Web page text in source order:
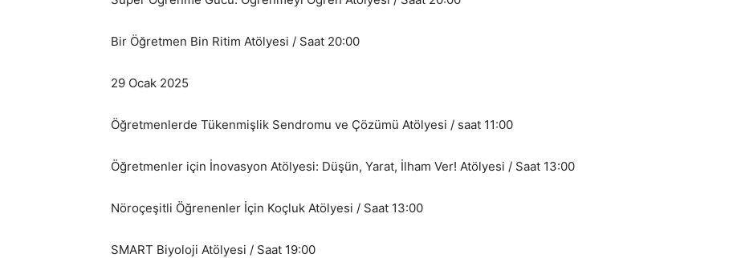
Bir Öğretmen Bin Ritim Atölyesi / Saat 20:00
29 Ocak 2025
Öğretmenlerde Tükenmişlik Sendromu ve Çözümü Atölyesi / saat 11:00
Öğretmenler için İnovasyon Atölyesi: Düşün, Yarat, İlham Ver! Atölyesi / Saat 13:00
Nöroçeşitli Öğrenenler İçin Koçluk Atölyesi / Saat 13:00
SMART Biyoloji Atölyesi / Saat 19:00